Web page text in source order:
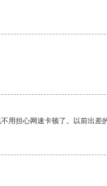
担心网速卡顿了。以前出